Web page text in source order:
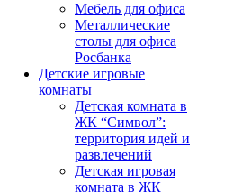
Мебель для офиса
Металлические
столы для офиса
Росбанка
Детские игровые
комнаты
Детская комната в
ЖК “Символ”:
территория идей и
развлечений
Детская игровая
комната в ЖК